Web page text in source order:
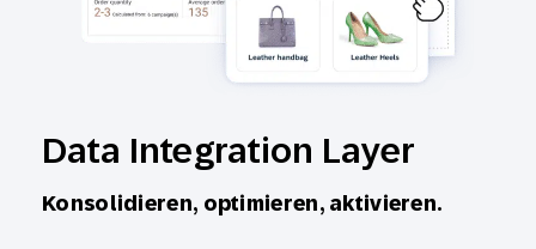
Data Integration Layer
Konsolidieren, optimieren, aktivieren.